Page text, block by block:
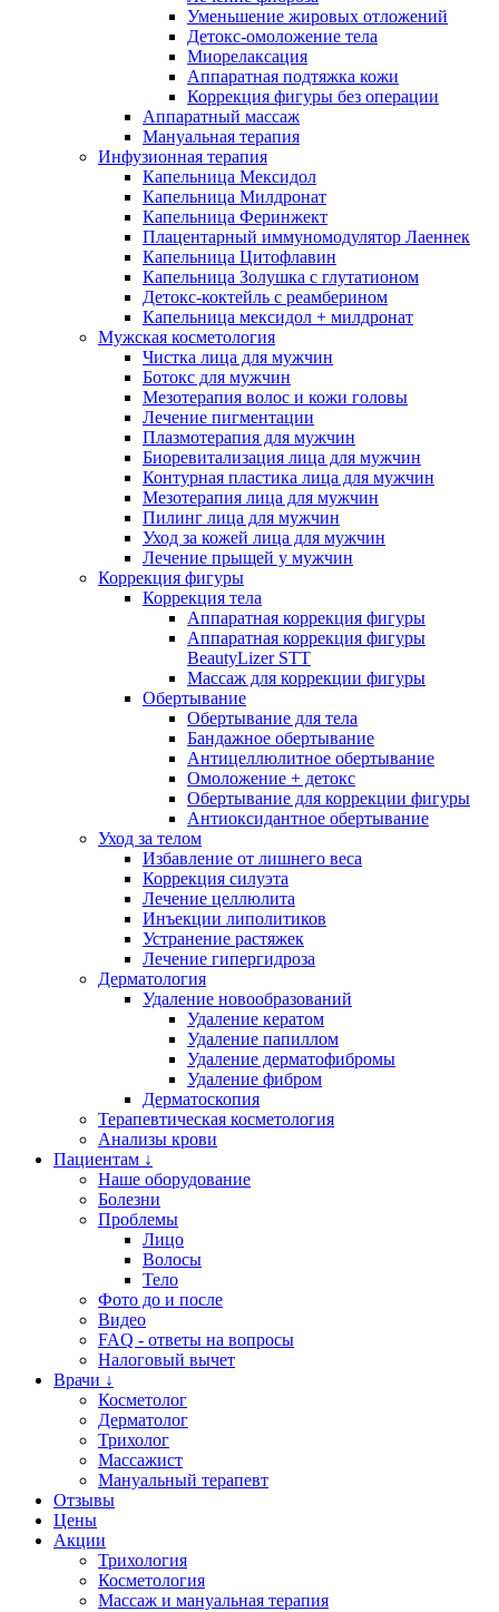
Уменьшение жировых отложений
Детокс-омоложение тела
Миорелаксация
Аппаратная подтяжка кожи
Коррекция фигуры без операции
Аппаратный массаж
Мануальная терапия
Инфузионная терапия
Капельница Мексидол
Капельница Милдронат
Капельница Феринжект
Плацентарный иммуномодулятор Лаеннек
Капельница Цитофлавин
Капельница Золушка с глутатионом
Детокс-коктейль с реамберином
Капельница мексидол + милдронат
Мужская косметология
Чистка лица для мужчин
Ботокс для мужчин
Мезотерапия волос и кожи головы
Лечение пигментации
Плазмотерапия для мужчин
Биоревитализация лица для мужчин
Контурная пластика лица для мужчин
Мезотерапия лица для мужчин
Пилинг лица для мужчин
Уход за кожей лица для мужчин
Лечение прыщей у мужчин
Коррекция фигуры
Коррекция тела
Аппаратная коррекция фигуры
Аппаратная коррекция фигуры
BeautyLizer STT
Массаж для коррекции фигуры
Обертывание
Обертывание для тела
Бандажное обертывание
Антицеллюлитное обертывание
Омоложение + детокс
Обертывание для коррекции фигуры
Антиоксидантное обертывание
Уход за телом
Избавление от лишнего веса
Коррекция силуэта
Лечение целлюлита
Инъекции липолитиков
Устранение растяжек
Лечение гипергидроза
Дерматология
Удаление новообразований
Удаление кератом
Удаление папиллом
Удаление дерматофибромы
Удаление фибром
Дерматоскопия
Терапевтическая косметология
Анализы крови
Пациентам ↓
Наше оборудование
Болезни
Проблемы
Лицо
Волосы
Тело
Фото до и после
Видео
FAQ - ответы на вопросы
Налоговый вычет
Врачи ↓
Косметолог
Дерматолог
Трихолог
Массажист
Мануальный терапевт
Отзывы
Цены
Акции
Трихология
Косметология
Массаж и мануальная терапия